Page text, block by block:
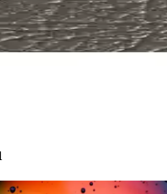
Premium Suni Deri
ürünleri, malzeme, kalınlık ve